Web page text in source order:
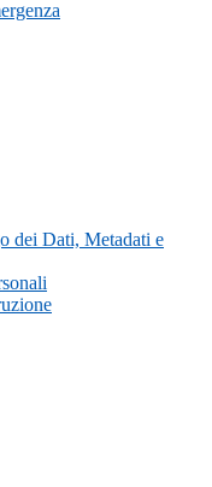
dei Dati, Metadati e